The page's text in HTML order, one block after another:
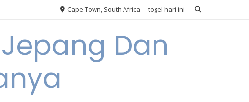
Cape Town, South Africa togel hari ini
Dan